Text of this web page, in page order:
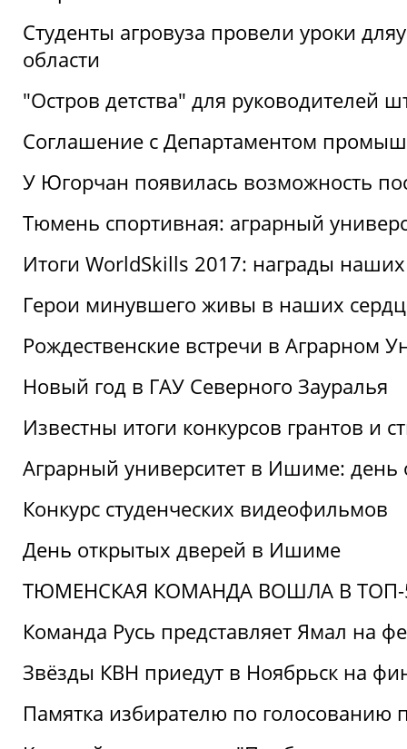
Студенты агровуза провели уроки
области
"Остров детства" для руководителей
Соглашение с Департаментом
У Югорчан появилась возможность
Тюмень спортивная: аграрный
Итоги WorldSkills 2017: награды наших
Герои минувшего живы в наших
Рождественские встречи в Аграрном
Новый год в ГАУ Северного Зауралья
Известны итоги конкурсов грантов и
Аграрный университет в Ишиме: день
Конкурс студенческих видеофильмов
День открытых дверей в Ишиме
ТЮМЕНСКАЯ КОМАНДА ВОШЛА В ТОП-
Команда Русь представляет Ямал на
Звёзды КВН приедут в Ноябрьск на
Памятка избирателю по голосованию